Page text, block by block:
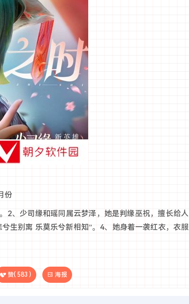
份
2、少司缘和瑶同属云梦泽，她是判缘巫祝，擅长给人
生别离 乐莫乐兮新相知”。4、她身着一袭红衣，衣服
赞( 583 ) 海报